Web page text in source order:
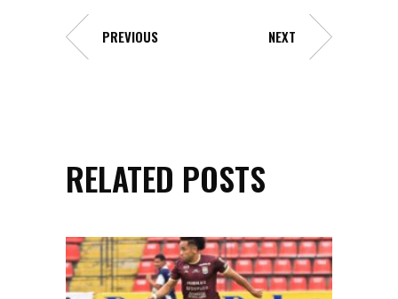
PREVIOUS NEXT
RELATED POSTS